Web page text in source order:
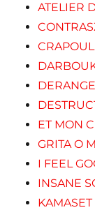
ATELIER
ET MON
GRITA O
I FEEL
INSANE
KAMASET